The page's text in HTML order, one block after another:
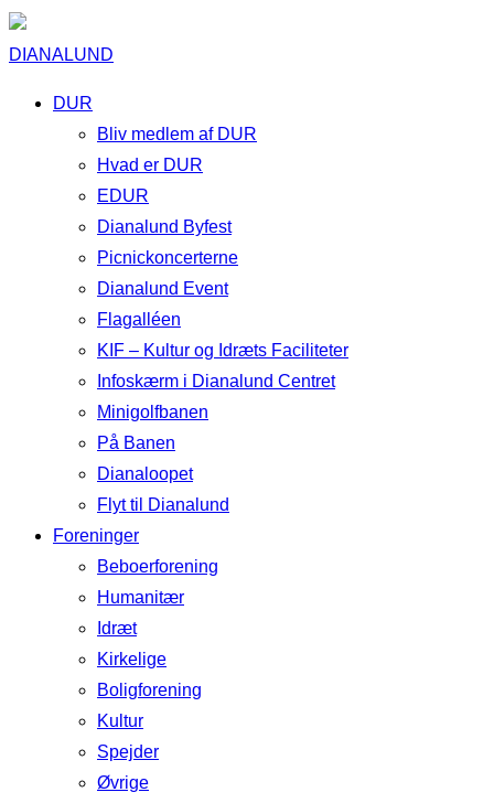
DIANALUND
DUR
Bliv medlem af DUR
Hvad er DUR
EDUR
Dianalund Byfest
Picnickoncerterne
Dianalund Event
Flagalléen
KIF – Kultur og Idræts Faciliteter
Infoskærm i Dianalund Centret
Minigolfbanen
På Banen
Dianaloopet
Flyt til Dianalund
Foreninger
Beboerforening
Humanitær
Idræt
Kirkelige
Boligforening
Kultur
Spejder
Øvrige